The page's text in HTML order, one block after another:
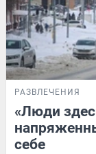
РАЗВЛЕЧЕНИЯ
«Люди
себе